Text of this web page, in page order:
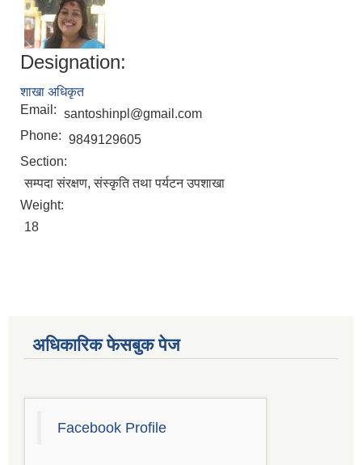
Designation:
शाखा अधिकृत
Email: santoshinpl@gmail.com
Phone: 9849129605
Section:
सम्पदा संरक्षण, संस्कृति तथा पर्यटन उपशाखा
Weight:
18
अधिकारिक फेसबुक पेज
Facebook Profile